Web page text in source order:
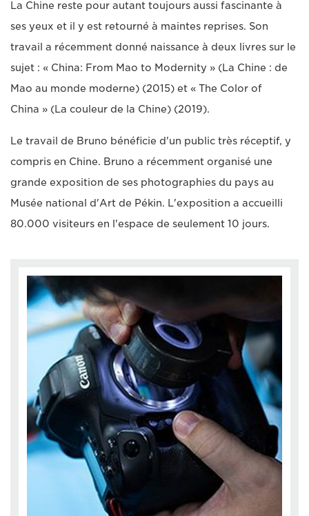
La Chine reste pour autant toujours aussi fascinante à
ses yeux et il y est retourné à maintes reprises. Son
travail a récemment donné naissance à deux livres sur le
sujet : « China: From Mao to Modernity » (La Chine : de
Mao au monde moderne) (2015) et « The Color of
China » (La couleur de la Chine) (2019).
Le travail de Bruno bénéficie d'un public très réceptif, y
compris en Chine. Bruno a récemment organisé une
grande exposition de ses photographies du pays au
Musée national d'Art de Pékin. L'exposition a accueilli
80.000 visiteurs en l'espace de seulement 10 jours.